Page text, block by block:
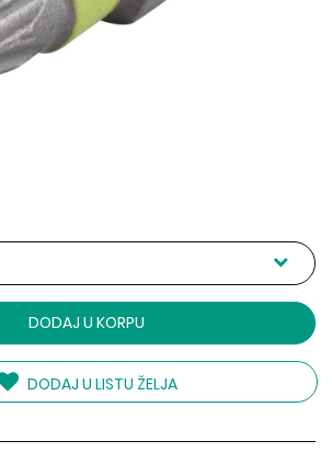
DODAJ U KORPU
DODAJ U LISTU ŽELJA